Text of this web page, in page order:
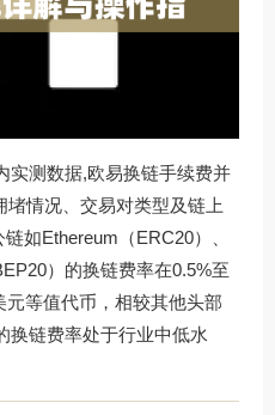
实测数据,欧易换链手续费并
情况、交易对类型及链上
如Ethereum（ERC20）、
）的换链费率在0.5%至
等值代币，相较其他头部
换链费率处于行业中低水